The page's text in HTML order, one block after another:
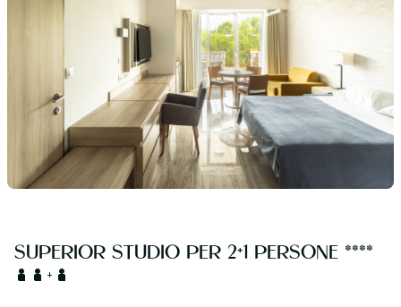
SUPERIOR STUDIO PER 2+1 PERSONE ****
+